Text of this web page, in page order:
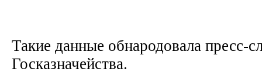
Такие данные обнародовала пресс-
Госказначейства.